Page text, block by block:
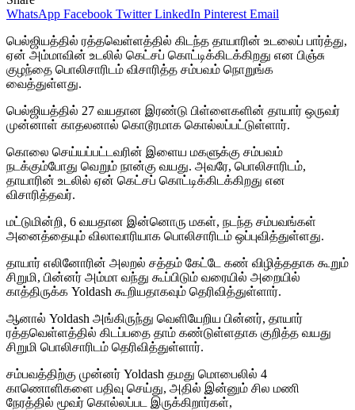
WhatsApp Facebook Twitter LinkedIn Pinterest Email
பெல்ஜியத்தில் ரத்தவெள்ளத்தில் கிடந்த தாயாரின் உடலைப் பார்த்து,
ஏன் அம்மாவின் உடலில் கெட்சப் கொட்டிக்கிடக்கிறது என பிஞ்சு
குழந்தை பொலிசாரிடம் விசாரித்த சம்பவம் நொறுங்க
வைத்துள்ளது.
பெல்ஜியத்தில் 27 வயதான இரண்டு பிள்ளைகளின் தாயார் ஒருவர்
முன்னாள் காதலனால் கொடூரமாக கொல்லப்பட்டுள்ளார்.
கொலை செய்யப்பட்டவரின் இளைய மகளுக்கு சம்பவம்
நடக்கும்போது வெறும் நான்கு வயது. அவரே, பொலிசாரிடம்,
தாயாரின் உடலில் ஏன் கெட்சப் கொட்டிக்கிடக்கிறது என
விசாரித்தவர்.
மட்டுமின்றி, 6 வயதான இன்னொரு மகள், நடந்த சம்பவங்கள்
அனைத்தையும் விலாவாரியாக பொலிசாரிடம் ஒப்புவித்துள்ளது.
தாயார் எலினோரின் அலறல் சத்தம் கேட்டே கண் விழித்ததாக கூறும்
சிறுமி, பின்னர் அம்மா வந்து கூப்பிடும் வரையில் அறையில்
காத்திருக்க Yoldash கூறியதாகவும் தெரிவித்துள்ளார்.
ஆனால் Yoldash அங்கிருந்து வெளியேறிய பின்னர், தாயார்
ரத்தவெள்ளத்தில் கிடப்பதை தாம் கண்டுள்ளதாக குறித்த வயது
சிறுமி பொலிசாரிடம் தெரிவித்துள்ளார்.
சம்பவத்திற்கு முன்னர் Yoldash தமது மொபைலில் 4
காணொளிகளை பதிவு செய்து, அதில் இன்னும் சில மணி
நேரத்தில் மூவர் கொல்லப்பட இருக்கிறார்கள்,